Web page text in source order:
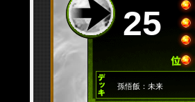
25
孫悟飯：未来